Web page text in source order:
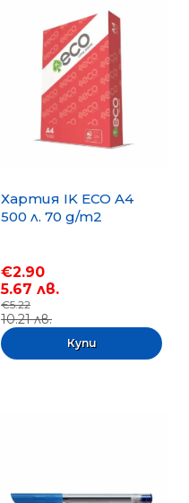
Хартия IK ECO A4
500 л. 70 g/m2
€2.90
5.67 лв.
€5.22
10.21 лв.